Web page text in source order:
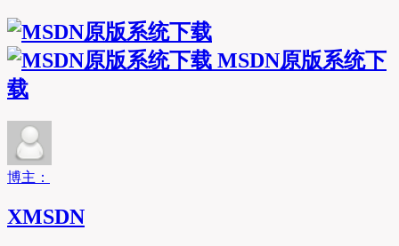
MSDN原版系统下
载
博主：
XMSDN